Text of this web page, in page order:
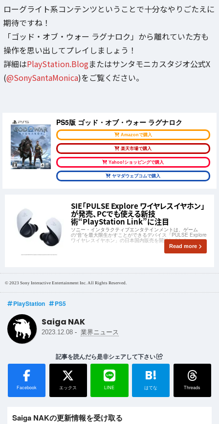
ローグライト系コンテンツということで十分なやりごたえに
期待ですね！
「ゴッド・オブ・ウォー ラグナロク」から離れていた方も
操作を思い出してプレイしましょう！
詳細はPlayStation.Blogまたはサンタモニカスタジオ公式X
(@SonySantaMonica)をご覧ください。
PS5版 ゴッド・オブ・ウォー ラグナロク
Amazonで購入
楽天市場で購入
Yahoo!ショッピングで購入
ヤマダウェブコムで購入
SIE「PULSE Explore ワイヤレスイヤホン」
が発売、PCでも使える新技
術“PlayStation Link”に注目
ソニー・インタラクティブエンタテインメントは、ゲーム
の“音”を最大限生かすことができるデバイス「PULSE Explore
ワイヤレスイヤホン」の日本国内販売を開始しました。
Read more
© 2023 Sony Interactive Entertainment Inc. All Rights Reserved.
PlayStation PS5
Saiga NAK
2023.12.08 - 業界ニュース
記事を読んだら是非シェアして下さい
Facebook エックス LINE
B!
はてな Threads
Saiga NAKの更新情報を受け取る